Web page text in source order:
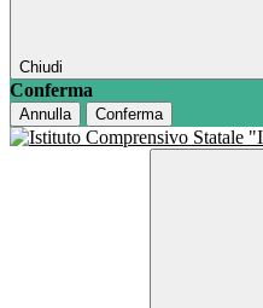
Chiudi
Conferma
Annulla Conferma